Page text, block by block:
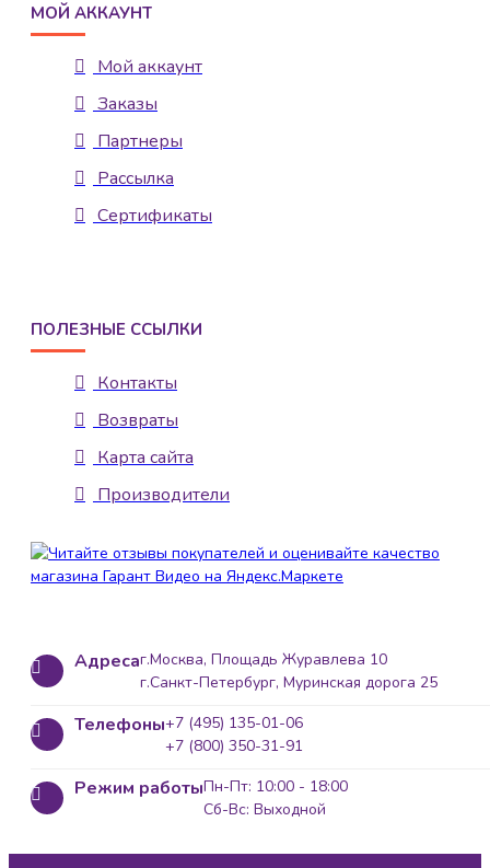
МОЙ АККАУНТ
Мой аккаунт
Заказы
Партнеры
Рассылка
Сертификаты
ПОЛЕЗНЫЕ ССЫЛКИ
Контакты
Возвраты
Карта сайта
Производители
Адресаг.Москва, Площадь Журавлева 10
г.Санкт-Петербург, Муринская дорога 25
Телефоны+7 (495) 135-01-06
+7 (800) 350-31-91
Режим работыПн-Пт: 10:00 - 18:00
Сб-Вс: Выходной